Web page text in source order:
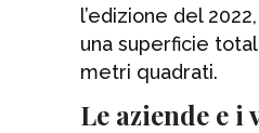
l’edizione del
una superficie
metri quadrati.
Le aziende e